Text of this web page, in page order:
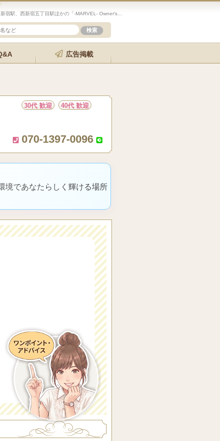
広告掲載
30代 歓迎 40代 歓迎
070-1397-0096
境であなたらしく輝ける場所